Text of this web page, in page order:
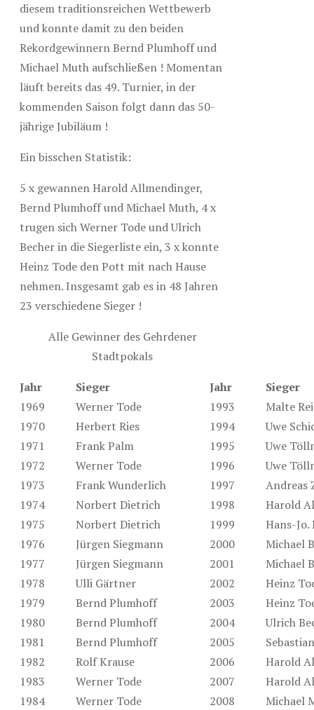
diesem traditionsreichen Wettbewerb
und konnte damit zu den beiden
Rekordgewinnern Bernd Plumhoff und
Michael Muth aufschließen ! Momentan
läuft bereits das 49. Turnier, in der
kommenden Saison folgt dann das 50-
jährige Jubiläum !
Ein bisschen Statistik:
5 x gewannen Harold Allmendinger,
Bernd Plumhoff und Michael Muth, 4 x
trugen sich Werner Tode und Ulrich
Becher in die Siegerliste ein, 3 x konnte
Heinz Tode den Pott mit nach Hause
nehmen. Insgesamt gab es in 48 Jahren
23 verschiedene Sieger !
Alle Gewinner des Gehrdener
Stadtpokals
Jahr
Sieger Jahr
Sieger
1969
Werner Tode 1993
Malte
1970
Herbert Ries 1994
Uwe
1971
Frank Palm 1995
Uwe
1972
Werner Tode 1996
Uwe
1973
Frank Wunderlich 1997
Andreas
1974
Norbert Dietrich 1998
Harold
1975
Norbert Dietrich 1999
Hans-Jo.
1976
Jürgen Siegmann 2000
Michael
1977
Jürgen Siegmann 2001
Michael
1978
Ulli Gärtner 2002
Heinz
1979
Bernd Plumhoff 2003
Heinz
1980
Bernd Plumhoff 2004
Ulrich
1981
Bernd Plumhoff 2005
1982
Rolf Krause 2006
Harold
1983
Werner Tode 2007
Harold
1984
Werner Tode 2008
Michael